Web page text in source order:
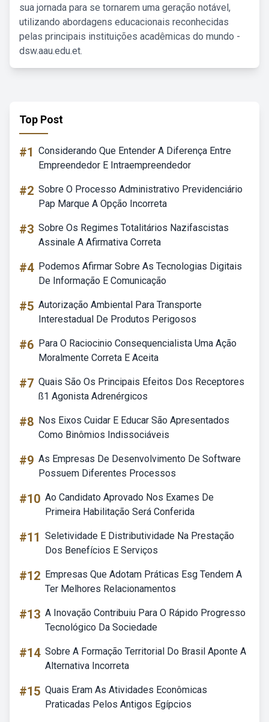
sua jornada para se tornarem uma geração notável,
utilizando abordagens educacionais reconhecidas
pelas principais instituições acadêmicas do mundo -
dsw.aau.edu.et.
Top Post
#1 Considerando Que Entender A Diferença Entre
Empreendedor E Intraempreendedor
#2 Sobre O Processo Administrativo Previdenciário
Pap Marque A Opção Incorreta
#3 Sobre Os Regimes Totalitários Nazifascistas
Assinale A Afirmativa Correta
#4 Podemos Afirmar Sobre As Tecnologias Digitais
De Informação E Comunicação
#5 Autorização Ambiental Para Transporte
Interestadual De Produtos Perigosos
#6 Para O Raciocinio Consequencialista Uma Ação
Moralmente Correta E Aceita
#7 Quais São Os Principais Efeitos Dos Receptores
ß1 Agonista Adrenérgicos
#8 Nos Eixos Cuidar E Educar São Apresentados
Como Binômios Indissociáveis
#9 As Empresas De Desenvolvimento De Software
Possuem Diferentes Processos
#10 Ao Candidato Aprovado Nos Exames De
Primeira Habilitação Será Conferida
#11 Seletividade E Distributividade Na Prestação
Dos Benefícios E Serviços
#12 Empresas Que Adotam Práticas Esg Tendem A
Ter Melhores Relacionamentos
#13 A Inovação Contribuiu Para O Rápido Progresso
Tecnológico Da Sociedade
#14 Sobre A Formação Territorial Do Brasil Aponte A
Alternativa Incorreta
#15 Quais Eram As Atividades Econômicas
Praticadas Pelos Antigos Egípcios